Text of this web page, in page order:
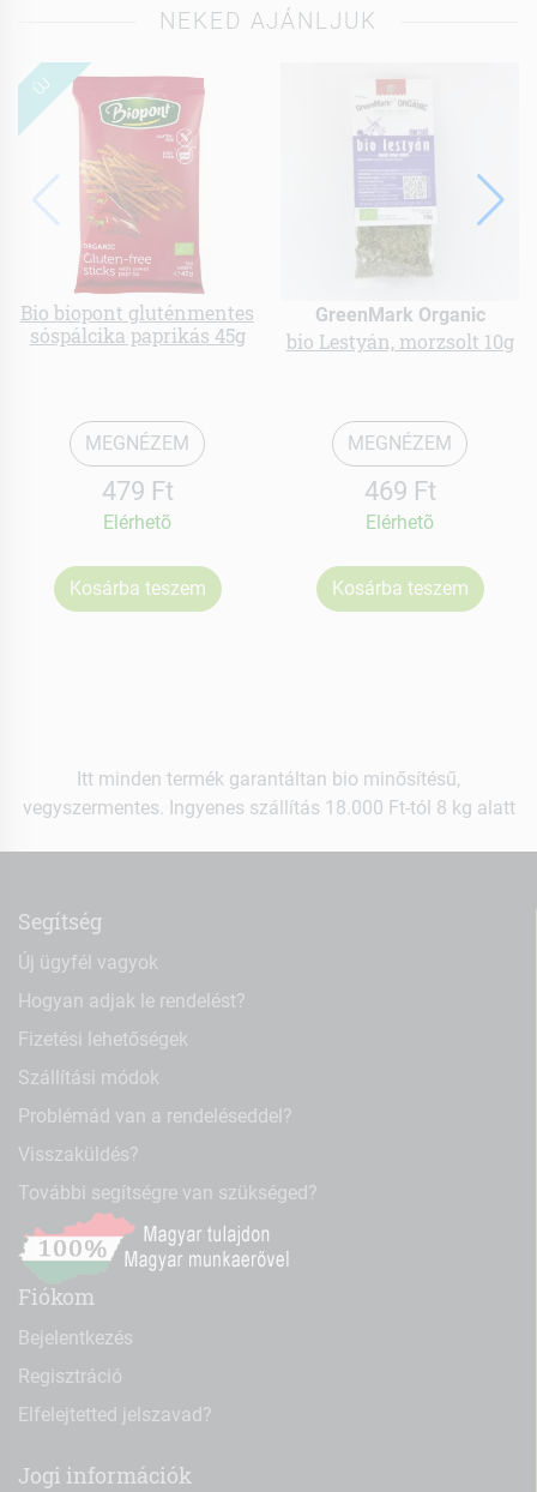
NEKED AJÁNLJUK
ÚJ
Bio biopont gluténmentes
sóspálcika paprikás 45g
MEGNÉZEM
479 Ft
Elérhetõ
Kosárba teszem
GreenMark Organic
bio Lestyán, morzsolt 10g
MEGNÉZEM
469 Ft
Elérhetõ
Kosárba teszem
Itt minden termék garantáltan bio minősítésű,
vegyszermentes. Ingyenes szállítás 18.000 Ft-tól 8 kg alatt
Segítség
Új ügyfél vagyok
Hogyan adjak le rendelést?
Fizetési lehetőségek
Szállítási módok
Problémád van a rendeléseddel?
Visszaküldés?
További segítségre van szükséged?
Fiókom
Bejelentkezés
Regisztráció
Elfelejtetted jelszavad?
Jogi információk